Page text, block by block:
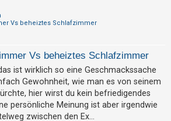
Vs beheiztes Schlafzimmer
Vs beheiztes Schlafzimmer
ist wirklich so eine Geschmackssache
Gewohnheit, wie man es von seinem
hier wirst du kein befriedigendes
persönliche Meinung ist aber irgendwie
zwischen den Ex...